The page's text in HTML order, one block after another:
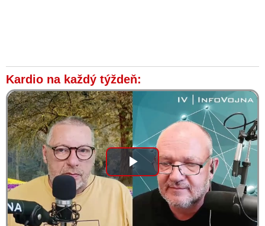
Kardio na každý týždeň:
Play
Video